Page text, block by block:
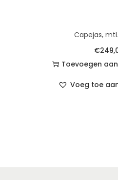
Capejas,
€
Toevoegen
Voeg toe